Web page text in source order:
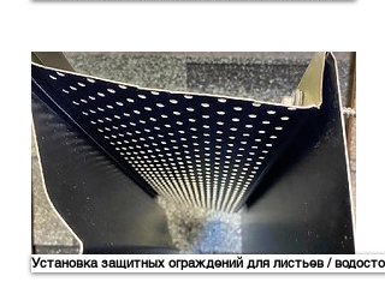
Установка защитных ограждений для листьев /